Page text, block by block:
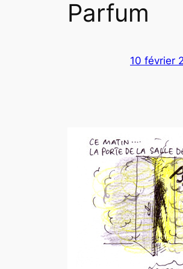
Parfum
10 février